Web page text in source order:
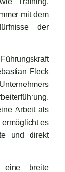
mit dem
der
Fleck
Arbeit als
ermöglicht es
und direkt
eine breite